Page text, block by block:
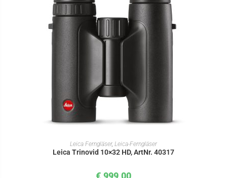
IN DEN WARENKORB
Leica Ferngläser, Leica-Ferngläser
Leica Trinovid 10×32 HD, ArtNr. 40317
€ 999,00